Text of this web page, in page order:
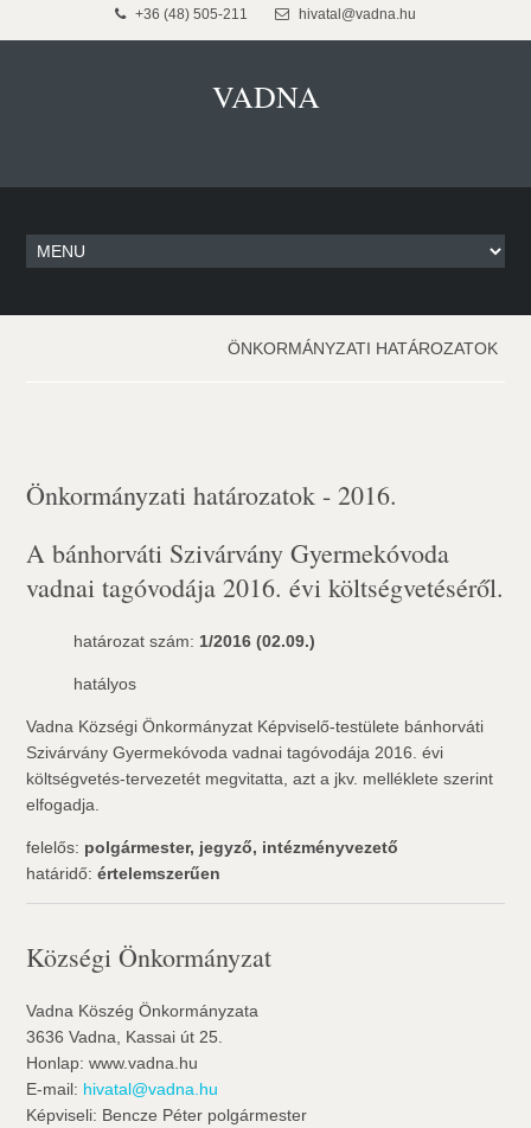
+36 (48) 505-211 hivatal@vadna.hu
VADNA
ÖNKORMÁNYZATI HATÁROZATOK
Önkormányzati határozatok - 2016.
A bánhorváti Szivárvány Gyermekóvoda
vadnai tagóvodája 2016. évi költségvetéséről.
határozat szám: 1/2016 (02.09.)
hatályos
Vadna Községi Önkormányzat Képviselő-testülete bánhorváti
Szivárvány Gyermekóvoda vadnai tagóvodája 2016. évi
költségvetés-tervezetét megvitatta, azt a jkv. melléklete szerint
elfogadja.
felelős: polgármester, jegyző, intézményvezető
határidő:értelemszerűen
Községi Önkormányzat
Vadna Köszég Önkormányzata
3636 Vadna, Kassai út 25.
Honlap: www.vadna.hu
E-mail: hivatal@vadna.hu
Képviseli: Bencze Péter polgármester